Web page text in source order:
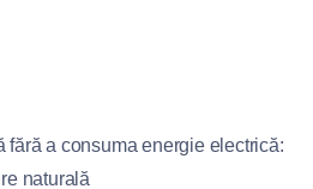
fără a consuma energie electrică:
naturală